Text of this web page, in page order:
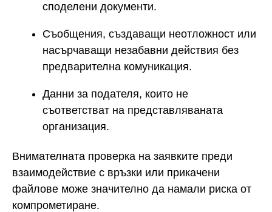
споделени документи.
Съобщения, създаващи неотложност или
насърчаващи незабавни действия без
предварителна комуникация.
Данни за подателя, които не
съответстват на представляваната
организация.
Внимателната проверка на заявките преди
взаимодействие с връзки или прикачени
файлове може значително да намали риска от
компрометиране.